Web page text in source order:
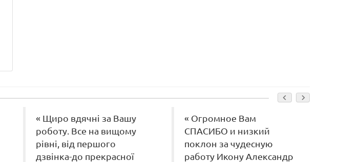
« Щиро вдячні за Вашу
роботу. Все на вищому
рівні, від першого
дзвінка-до прекрасної
« Огромное Вам
СПАСИБО и низкий
поклон за чудесную
работу Икону Александр